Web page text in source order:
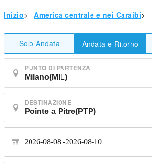
Inizio> America centrale e nei Caraibi>
Solo Andata Andata e Ritorno
PUNTO DI PARTENZA
DESTINAZIONE
2026-08-08 2026-08-10